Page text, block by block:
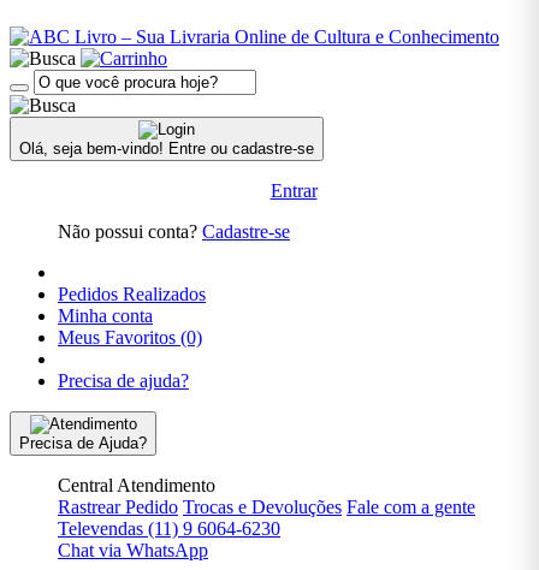
INFANTIL
LITERATURA
INFANTO
POLÍTICA
PRÉ-
VENDA
PRÉ-
ARTES E
CULTURA
PRÉ-VENDA ,
AUTOAJUDA
Olá, seja bem-vindo! Entre ou cadastre-se
Entrar
Não possui conta? Cadastre-se
Pedidos Realizados
Minha conta
Meus Favoritos (0)
Precisa de ajuda?
Precisa de Ajuda?
Central Atendimento
Rastrear Pedido Trocas e Devoluções Fale com a gente
Televendas (11) 9 6064-6230
Chat via WhatsApp